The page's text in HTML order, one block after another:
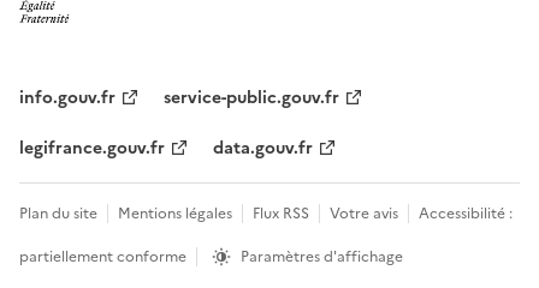
info.gouv.fr
service-public.gouv.fr
legifrance.gouv.fr
data.gouv.fr
Plan du site Mentions légales Flux RSS Votre avis
Accessibilité :
partiellement conforme
Paramètres d'affichage